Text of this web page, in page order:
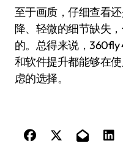
至于画质，仔细查看
降、轻微的细节缺失
的。总得来说，
和软件提升都能够在
虑的选择。